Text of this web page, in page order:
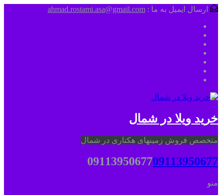
ارسال ایمیل به ما : ahmad.rostami.asa@gmail.com
خرید ویلا در شمال
متخصص فروش زمینهای هکتاری در شمال
0911395067709113950677
منو